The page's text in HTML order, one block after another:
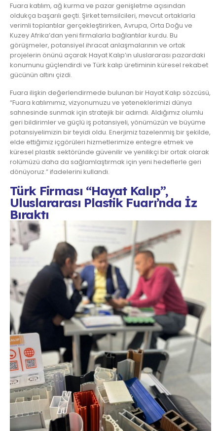
Fuara katılım, ağ kurma ve pazar genişletme açısından
oldukça başarılı geçti. Şirket temsilcileri, mevcut ortaklarla
verimli toplantılar gerçekleştirirken, Avrupa, Orta Doğu ve
Kuzey Afrika’dan yeni firmalarla bağlantılar kurdu. Bu
görüşmeler, potansiyel ihracat anlaşmalarının ve ortak
projelerin önünü açarak Hayat Kalıp’ın uluslararası pazardaki
konumunu güçlendirdi ve Türk kalıp üretiminin küresel rekabet
gücünün altını çizdi.
Fuara ilişkin değerlendirmede bulunan bir Hayat Kalıp sözcüsü,
“Fuara katılımımız, vizyonumuzu ve yeteneklerimizi dünya
sahnesinde sunmak için stratejik bir adımdı. Aldığımız olumlu
geri bildirimler ve güçlü iş potansiyeli, yönümüzün ve büyüme
potansiyelimizin bir teyidi oldu. Enerjimiz tazelenmiş bir şekilde,
elde ettiğimiz içgörüleri hizmetlerimize entegre etmek ve
küresel plastik sektöründe güvenilir ve yenilikçi bir ortak olarak
rolümüzü daha da sağlamlaştırmak için yeni hedeflerle geri
dönüyoruz.” ifadelerini kullandı.
Türk Firması “Hayat Kalıp”,
Uluslararası Plastik Fuarı’nda İz
Bıraktı